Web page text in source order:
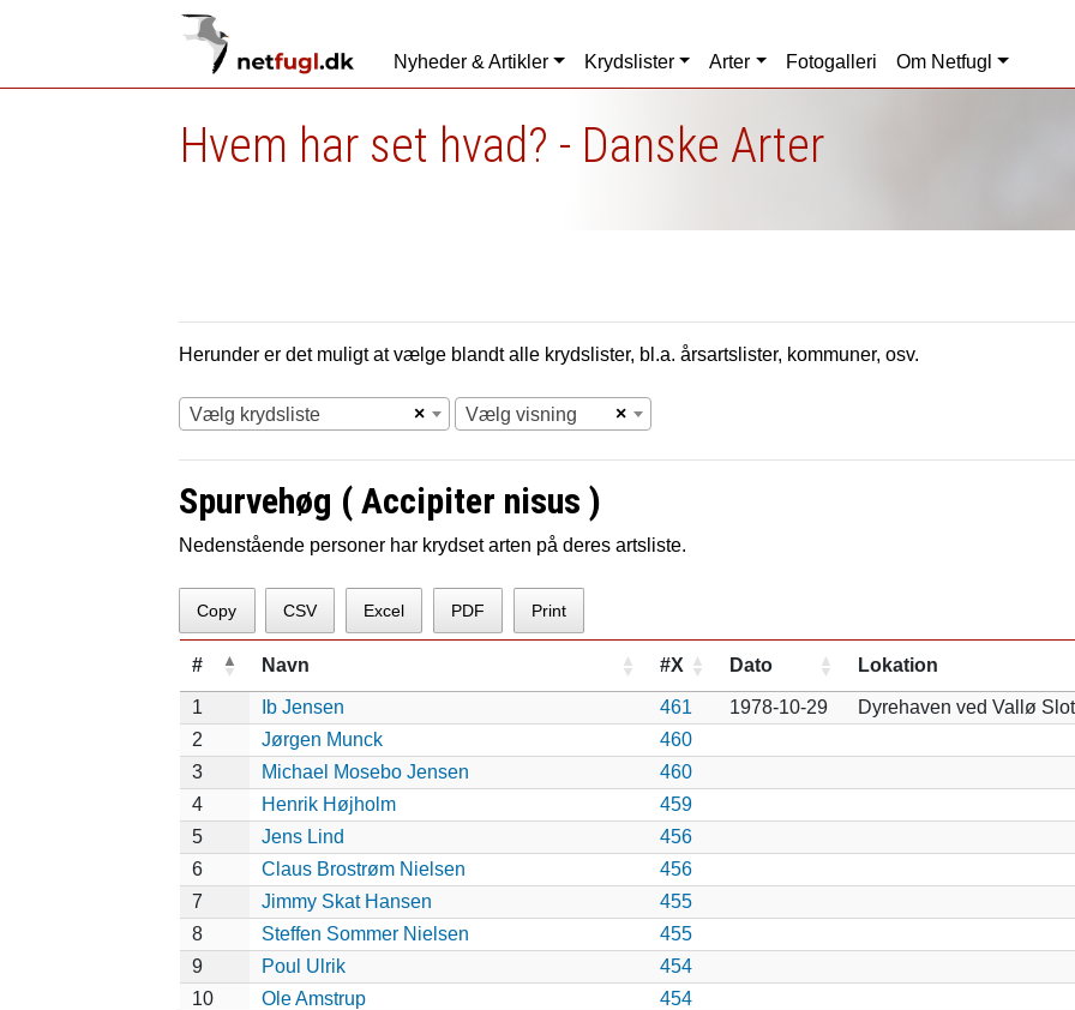
Nyheder & Artikler Krydslister Arter Fotogalleri Om Netfugl
Hvem har set hvad? - Danske Arter
Herunder er det muligt at vælge blandt alle krydslister, bl.a. årsartslister, kommuner, osv.
×
Vælg krydsliste ×
Vælg visning
Spurvehøg ( Accipiter nisus )
Nedenstående personer har krydset arten på deres artsliste.
Copy CSV Excel PDF Print
# Navn #X Dato Lokation
1 Ib Jensen 461 1978-10-29
Dyrehaven ved Vallø
2
Jørgen Munck
460
3
Michael Mosebo Jensen
460
4
Henrik Højholm
459
5
Jens Lind
456
6
Claus Brostrøm Nielsen
456
7
Jimmy Skat Hansen
455
8
Steffen Sommer Nielsen
455
9
Poul Ulrik
454
10
Ole Amstrup
454